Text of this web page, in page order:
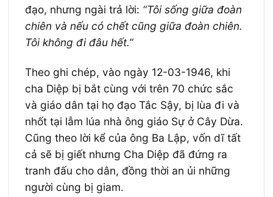
đạo, nhưng ngài trả lời: “Tôi sống giữa đoàn
chiên và nếu có chết cũng giữa đoàn chiên.
Tôi không đi đâu hết.”
Theo ghi chép, vào ngày 12-03-1946, khi
cha Diệp bị bắt cùng với trên 70 chức sắc
và giáo dân tại họ đạo Tắc Sậy, bị lùa đi và
nhốt tại lẫm lúa nhà ông giáo Sự ở Cây Dừa.
Cũng theo lời kể của ông Ba Lập, vốn dĩ tất
cả sẽ bị giết nhưng Cha Diệp đã đứng ra
tranh đấu cho dân, đồng thời an ủi những
người cùng bị giam.